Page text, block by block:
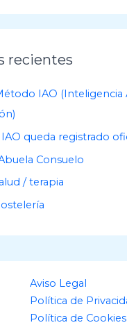
recientes
IAO (Inteligencia
queda registrado
Consuelo
/ terapia
Aviso Legal
Política de
Política de Cookies